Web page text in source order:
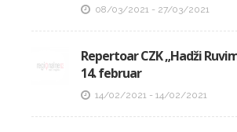
08/03/2021 - 27/03/2021
Repertoar CZK „Hadži
14. februar
14/02/2021 - 14/02/2021